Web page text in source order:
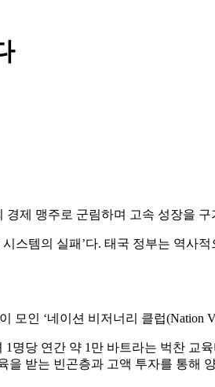
제 맹주로 군림하며 고속 성장
템의 실패’다. 태국 정부는 역
인 ‘네이션 비저너리 클럽
당 연간 약 1만 바트라는 벅찬
받는 빈곤층과 고액 투자를 통